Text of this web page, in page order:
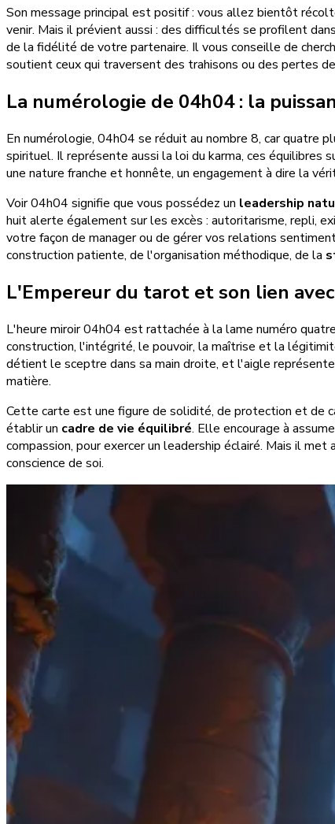
Son message principal est positif : vous allez bientôt
venir. Mais il prévient aussi : des difficultés se profilent
de la fidélité de votre partenaire. Il vous conseille de
soutient ceux qui traversent des trahisons ou des pertes
La numérologie de 04h04 : la
En numérologie, 04h04 se réduit au nombre 8, car quatre
spirituel. Il représente aussi la loi du karma, ces
une nature franche et honnête, un engagement à dire la
Voir 04h04 signifie que vous possédez un leadership
huit alerte également sur les excès : autoritarisme, repli,
votre façon de manager ou de gérer vos relations
construction patiente, de l'organisation méthodique, de la
L'Empereur du tarot et son lien
L'heure miroir 04h04 est rattachée à la lame numéro
construction, l'intégrité, le pouvoir, la maîtrise et la
détient le sceptre dans sa main droite, et l'aigle
matière.
Cette carte est une figure de solidité, de protection et de
établir un cadre de vie équilibré. Elle encourage à
compassion, pour exercer un leadership éclairé. Mais il
conscience de soi.